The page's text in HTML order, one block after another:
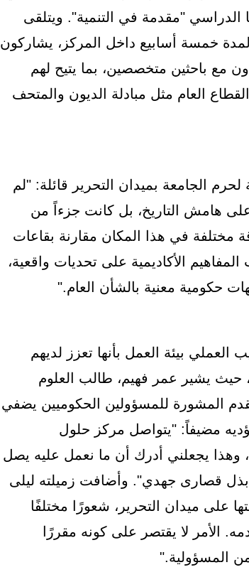
"مقدمة في التنمية". ويتلقى
لمدة خمسة أسابيع داخل المركز، يشاركون
مع باحثين متخصصين، بما يتيح لهم
العام مثل مبادلة الديون والمتحف
الجامعة بميدان التحرير قائلة: "لم
على هامش التاريخ، بل كانت جزءاً من
مختلفة في هذا المكان مقارنة بقاعات
الأكاديمية على تحديات واقعية،
حكومية معنية بالشأن العام."
بيئة العمل بأنها تعزز لديهم
حيث يشير عمر فهيم، طالب العلوم
المشورة للمسؤولين الحكوميين يضفي
مضيفاً: "يتواصل مركز حلول
وهذا يجعلني أدرك أن ما نعمل عليه يصل
قصارى جهدي". وأضافت زميلته ليلى
على ميدان التحرير، شعورًا مختلفًا
الأمر لا يقتصر على كونه مقررًا
المسؤولية."